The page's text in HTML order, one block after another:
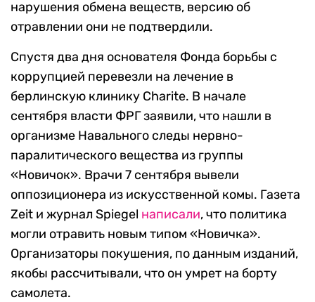
нарушения обмена веществ, версию об
отравлении они не подтвердили.
Спустя два дня основателя Фонда борьбы с
коррупцией перевезли на лечение в
берлинскую клинику Charite. В начале
сентября власти ФРГ заявили, что нашли в
организме Навального следы нервно-
паралитического вещества из группы
«Новичок». Врачи 7 сентября вывели
оппозиционера из искусственной комы. Газета
Zeit и журнал Spiegel написали, что политика
могли отравить новым типом «Новичка».
Организаторы покушения, по данным изданий,
якобы рассчитывали, что он умрет на борту
самолета.